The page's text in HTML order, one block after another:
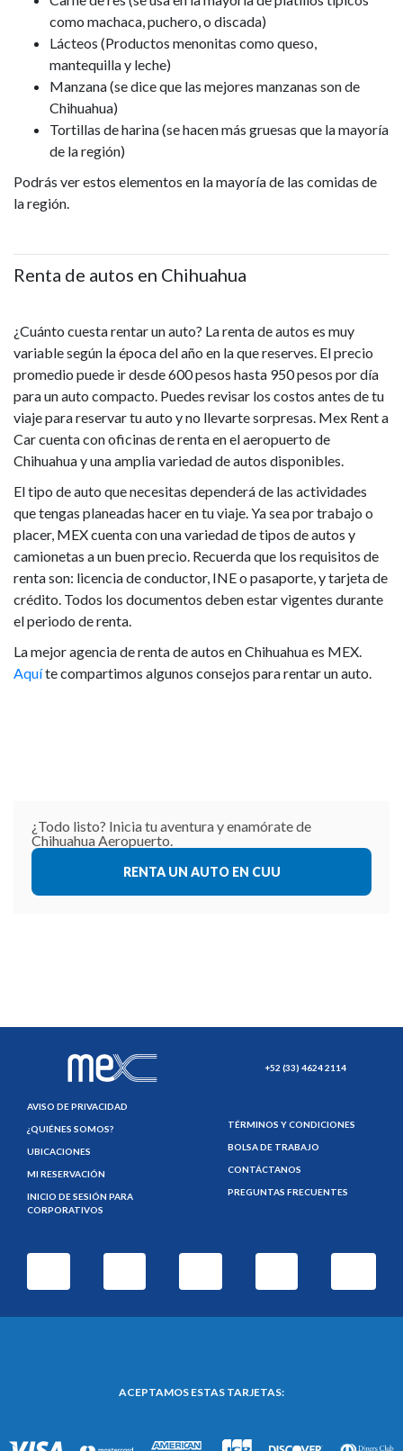
como machaca, puchero, o discada)
Lácteos (Productos menonitas como queso,
mantequilla y leche)
Manzana (se dice que las mejores manzanas son de
Chihuahua)
Tortillas de harina (se hacen más gruesas que la mayoría
de la región)
Podrás ver estos elementos en la mayoría de las comidas de
la región.
Renta de autos en Chihuahua
¿Cuánto cuesta rentar un auto? La renta de autos es muy
variable según la época del año en la que reserves. El precio
promedio puede ir desde 600 pesos hasta 950 pesos por día
para un auto compacto. Puedes revisar los costos antes de tu
viaje para reservar tu auto y no llevarte sorpresas. Mex Rent a
Car cuenta con oficinas de renta en el aeropuerto de
Chihuahua y una amplia variedad de autos disponibles.
El tipo de auto que necesitas dependerá de las actividades
que tengas planeadas hacer en tu viaje. Ya sea por trabajo o
placer, MEX cuenta con una variedad de tipos de autos y
camionetas a un buen precio. Recuerda que los requisitos de
renta son: licencia de conductor, INE o pasaporte, y tarjeta de
crédito. Todos los documentos deben estar vigentes durante
el periodo de renta.
La mejor agencia de renta de autos en Chihuahua es MEX.
Aquíte compartimos algunos consejos para rentar un auto.
¿Todo listo? Inicia tu aventura y enamórate de
Chihuahua Aeropuerto.
RENTA UN AUTO EN CUU
+52 (33) 4624 2114
AVISO DE PRIVACIDAD
¿QUIÉNES SOMOS?
UBICACIONES
MI RESERVACIÓN
INICIO DE SESIÓN PARA
CORPORATIVOS
TÉRMINOS Y CONDICIONES
BOLSA DE TRABAJO
CONTÁCTANOS
PREGUNTAS FRECUENTES
ACEPTAMOS ESTAS TARJETAS: